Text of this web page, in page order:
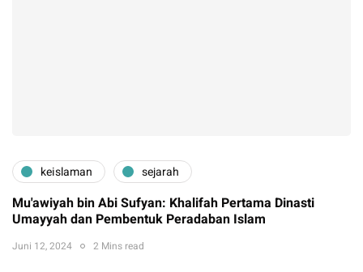
keislaman sejarah
Mu'awiyah bin Abi Sufyan: Khalifah Pertama Dinasti
Umayyah dan Pembentuk Peradaban Islam
Juni 12, 2024 2 Mins read